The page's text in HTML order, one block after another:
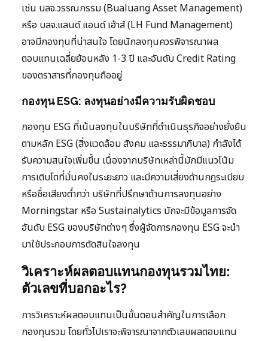
เช่น บลจ.วรรณกรรม (Bualuang Asset Management)
หรือ บลจ.แลนด์ แอนด์ เฮ้าส์ (LH Fund Management)
อาจมีกองทุนที่น่าสนใจ โดยนักลงทุนควรพิจารณาผล
ตอบแทนเฉลี่ยย้อนหลัง 1-3 ปี และอันดับ Credit Rating
ของตราสารที่กองทุนถืออยู่
กองทุน ESG: ลงทุนอย่างมีความรับผิดชอบ
กองทุน ESG ที่เน้นลงทุนในบริษัทที่ดำเนินธุรกิจอย่างยั่งยืน
ตามหลัก ESG (สิ่งแวดล้อม สังคม และธรรมาภิบาล) กำลังได้
รับความสนใจเพิ่มขึ้น เนื่องจากบริษัทเหล่านี้มักมีแนวโน้ม
การเติบโตที่มั่นคงในระยะยาว และมีความเสี่ยงด้านกฎระเบียบ
หรือชื่อเสียงต่ำกว่า บริษัทที่ปรึกษาด้านการลงทุนอย่าง
Morningstar หรือ Sustainalytics มักจะมีข้อมูลการจัด
อันดับ ESG ของบริษัทต่างๆ ซึ่งผู้จัดการกองทุน ESG จะนำ
มาใช้ประกอบการตัดสินใจลงทุน
วิเคราะห์ผลตอบแทนกองทุนรวมไทย:
ตัวเลขที่บอกอะไร?
การวิเคราะห์ผลตอบแทนเป็นขั้นตอนสำคัญในการเลือก
กองทุนรวม โดยทั่วไปเราจะพิจารณาจากตัวเลขผลตอบแทน